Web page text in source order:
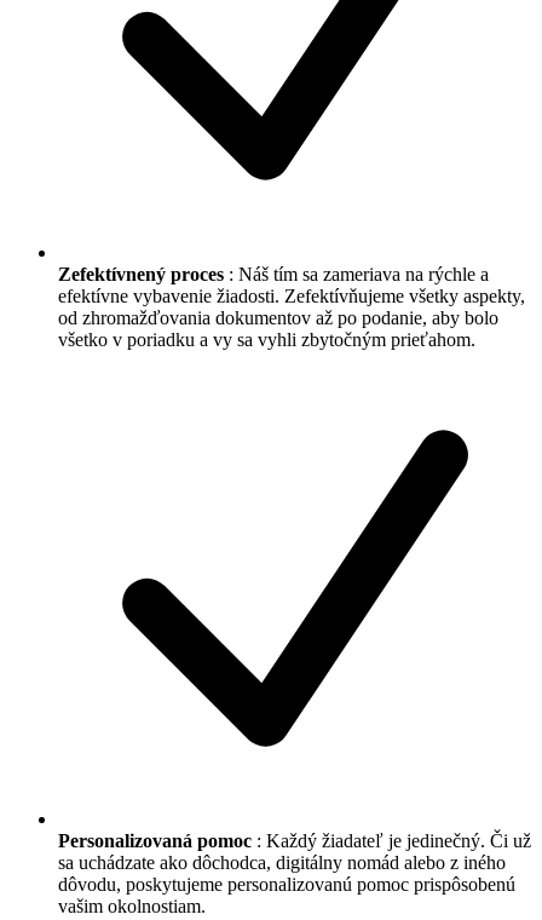
Zefektívnený proces : Náš tím sa zameriava na rýchle a
efektívne vybavenie žiadosti. Zefektívňujeme všetky aspekty,
od zhromažďovania dokumentov až po podanie, aby bolo
všetko v poriadku a vy sa vyhli zbytočným prieťahom.
Personalizovaná pomoc : Každý žiadateľ je jedinečný. Či už
sa uchádzate ako dôchodca, digitálny nomád alebo z iného
dôvodu, poskytujeme personalizovanú pomoc prispôsobenú
vašim okolnostiam.